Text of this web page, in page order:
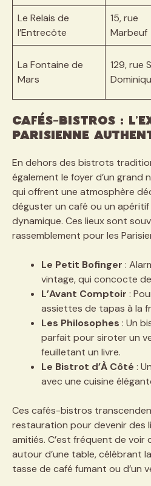
Le Relais de
l’Entrecôte
15, rue
Marbeuf
La Fontaine de
Mars
129, rue
Cafés-bistros :
parisienne
En dehors des bistrots
également le foyer d’un
qui offrent une atmosphère
déguster un café ou un
dynamique. Ces lieux sont
rassemblement pour les
Le Petit Bofinger :
vintage, qui concocte
L’Avant Comptoir :
assiettes de tapas à la
Les Philosophes : Un
parfait pour siroter un
feuilletant un livre.
Le Bistrot d’À Côté :
avec une cuisine
Ces cafés-bistros
restauration pour devenir des
amitiés. C’est fréquent de
autour d’une table, célébrant
tasse de café fumant ou d’un